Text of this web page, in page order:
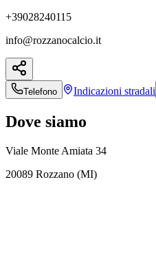
+39028240115
info@rozzanocalcio.it
Telefono Indicazioni stradali
Dove siamo
Viale Monte Amiata 34
20089 Rozzano (MI)